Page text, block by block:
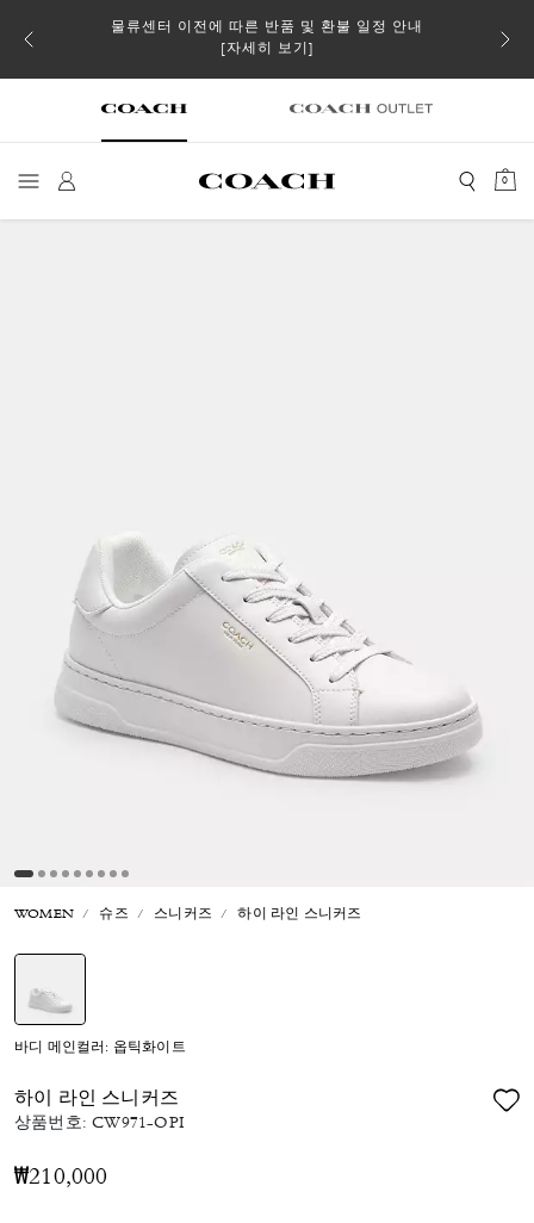
스트
물류센터 이전에 따른 반품 및 환불 일정 안내
[자세히 보기]
일부
0
WOMEN 슈즈 스니커즈 하이 라인 스니커즈
바디 메인컬러: 옵틱화이트
하이 라인 스니커즈
상품번호:CW971-OPI
₩210,000